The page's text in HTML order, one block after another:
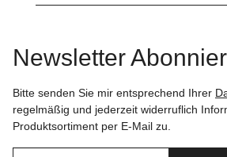
Newsletter
Bitte senden Sie mir entsprechend Ihrer
regelmäßig und jederzeit widerruflich
Produktsortiment per E-Mail zu.